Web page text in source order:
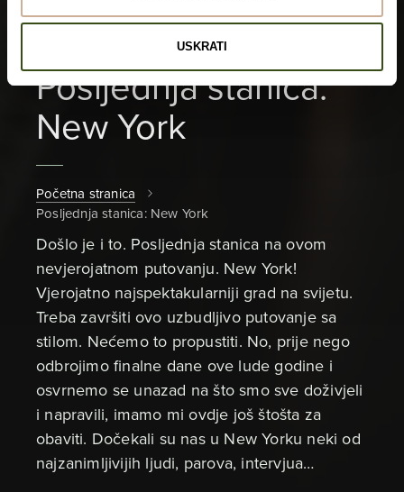
USKRATI
Posljednja stanica:
New York
Početna stranica
Posljednja stanica: New York
Došlo je i to. Posljednja stanica na ovom
nevjerojatnom putovanju. New York!
Vjerojatno najspektakularniji grad na svijetu.
Treba završiti ovo uzbudljivo putovanje sa
stilom. Nećemo to propustiti. No, prije nego
odbrojimo finalne dane ove lude godine i
osvrnemo se unazad na što smo sve doživjeli
i napravili, imamo mi ovdje još štošta za
obaviti. Dočekali su nas u New Yorku neki od
najzanimljivijih ljudi, parova, intervjua…